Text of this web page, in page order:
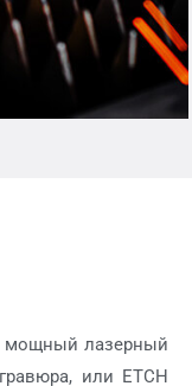
мощный лазерный
или ETCH